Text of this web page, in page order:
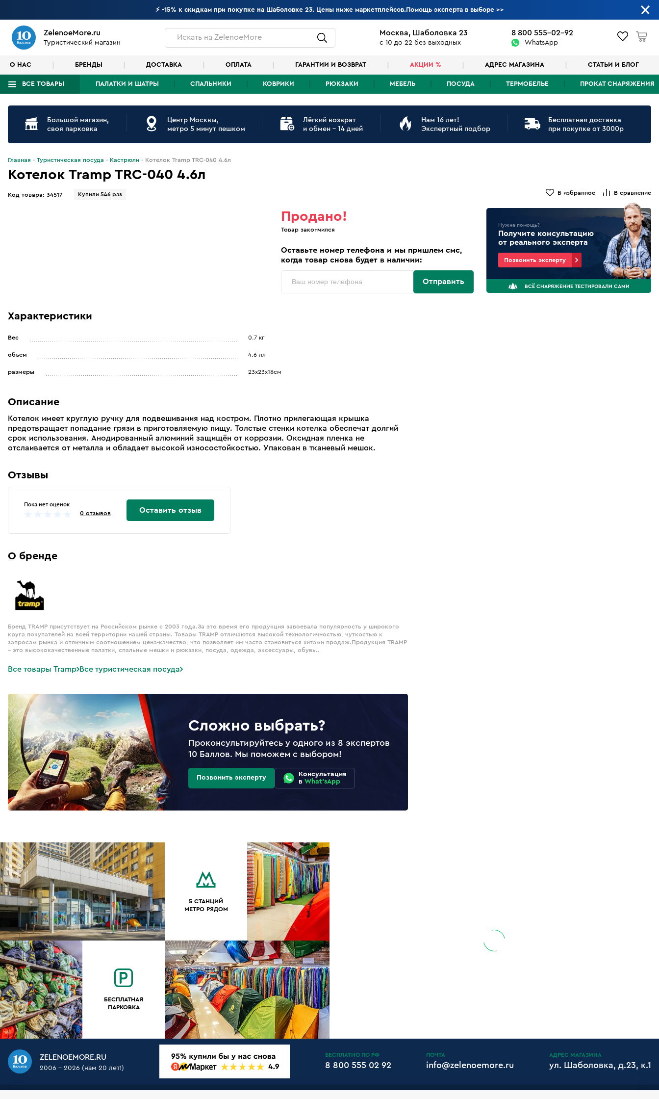
⚡ -15% к скидкам при покупке на Шаболовке 23. Цены ниже маркетплейсов.Помощь эксперта в выборе>>
ZelenoeMore.ru
Туристический магазин
Искатьна ZelenoeMore
Москва, Шаболовка 23
с 10 до 22 без выходных
8 800 555-02-92
WhatsApp
О НАС БРЕНДЫ ДОСТАВКА ОПЛАТА ГАРАНТИИ И ВОЗВРАТ АКЦИИ % АДРЕС МАГАЗИНА СТАТЬИ И БЛОГ
ВСЕ ТОВАРЫ ПАЛАТКИ И ШАТРЫ СПАЛЬНИКИ КОВРИКИ РЮКЗАКИ МЕБЕЛЬ ПОСУДА ТЕРМОБЕЛЬЕ ПРОКАТ СНАРЯЖЕНИЯ
Что будем искать?
Большой магазин,
своя парковка
Центр Москвы,
метро 5 минут пешком
Лёгкий возврат
и обмен - 14 дней
Нам 16 лет!
Экспертный подбор
Бесплатная доставка
при покупке от 3000р
Главная Туристическая посуда Кастрюли Котелок Tramp TRC-040 4.6л
Котелок Tramp TRC-040 4.6л
Код товара: 34517 Купили 546 раз В избранное В сравнение
Продано!
Товар закончился
Оставьте номер телефона и мы пришлем смс,
когда товар снова будет в наличии:
Отправить
Нужна помощь?
Получите консультацию
от реального эксперта
Позвонить эксперту
ВСЁ СНАРЯЖЕНИЕ ТЕСТИРОВАЛИ САМИ
Характеристики
Вес 0.7 кг
объем 4.6 лл
размеры 23х23х18см
Описание
Котелок имеет круглую ручку для подвешивания над костром. Плотно прилегающая крышка
предотвращает попадание грязи в приготовляемую пищу. Толстые стенки котелка обеспечат долгий
срок использования. Анодированный алюминий защищён от коррозии. Оксидная пленка не
отслаивается от металла и обладает высокой износостойкостью. Упакован в тканевый мешок.
Отзывы
Пока нет оценок
0 отзывов Оставить отзыв
О бренде
Бренд TRAMP присутствует на Российском рынке с 2003 года.За это время его продукция завоевала популярность у широкого
круга покупателей на всей территории нашей страны. Товары TRAMP отличаются высокой технологичностью, чуткостью к
запросам рынка и отличным соотношением цена-качество, что позволяет им часто становиться хитами продаж.Продукция TRAMP
– это высококачественные палатки, спальные мешки и рюкзаки, посуда, одежда, аксессуары, обувь..
Все товары Tramp Все туристическая посуда
Сложно выбрать?
Проконсультируйтесь у одного из 8 экспертов
10 Баллов. Мы поможем с выбором!
Позвонить эксперту
Консультация
в What'sApp
5 СТАНЦИЙ
МЕТРО РЯДОМ
БЕСПЛАТНАЯ
ПАРКОВКА
ZELENOEMORE.RU
2006 - 2026 (нам 20 лет!)
БЕСПЛАТНО ПО РФ
8 800 555 02 92
ПОЧТА
info@zelenoemore.ru
АДРЕС МАГАЗИНА
ул. Шаболовка, д.23, к.1